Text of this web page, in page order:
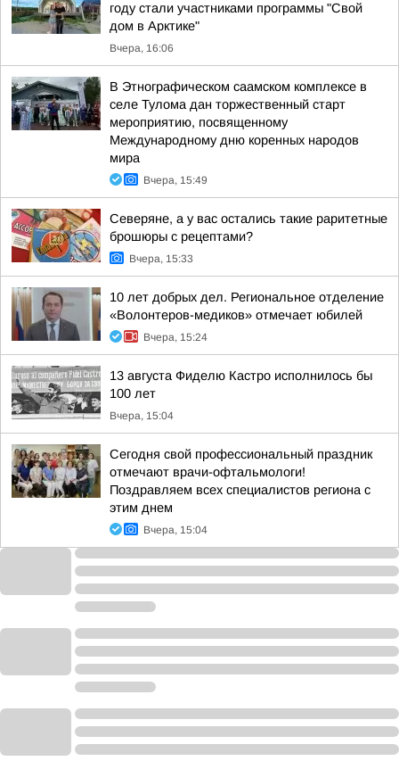
году стали участниками программы "Свой
дом в Арктике"
Вчера, 16:06
В Этнографическом саамском комплексе в
селе Тулома дан торжественный старт
мероприятию, посвященному
Международному дню коренных народов
мира
Вчера, 15:49
Северяне, а у вас остались такие раритетные
брошюры с рецептами?
Вчера, 15:33
10 лет добрых дел. Региональное отделение
«Волонтеров-медиков» отмечает юбилей
Вчера, 15:24
13 августа Фиделю Кастро исполнилось бы
100 лет
Вчера, 15:04
Сегодня свой профессиональный праздник
отмечают врачи-офтальмологи!
Поздравляем всех специалистов региона с
этим днем
Вчера, 15:04